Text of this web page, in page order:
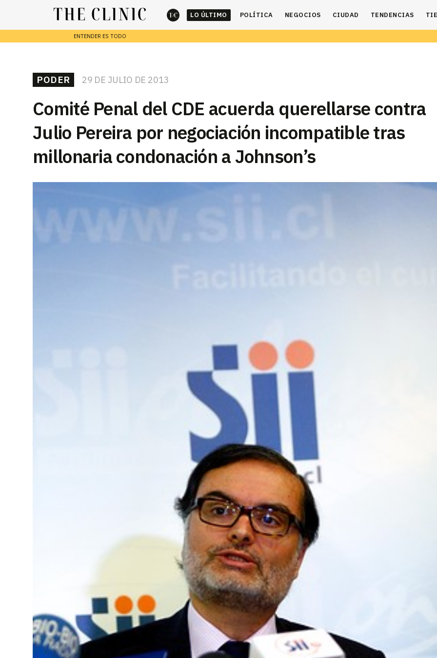
LO ÚLTIMO POLÍTICA NEGOCIOS CIUDAD TENDENCIAS
REPORTAJES
ENTENDER ES TODO
Escribe lo que deseas y presiona enter para buscar
cerrar
PODER 29 DE JULIO DE 2013
Comité Penal del CDE acuerda querellarse contra
Julio Pereira por negociación incompatible tras
millonaria condonación a Johnson’s